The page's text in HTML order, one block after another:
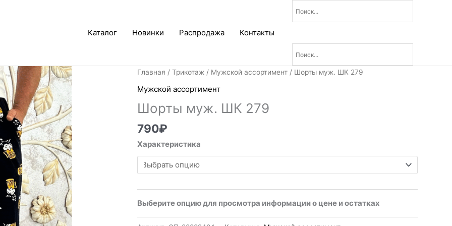
Каталог Новинки Распродажа Контакты
Главная /Трикотаж / Мужской ассортимент / Шорты муж. ШК 279
Мужской ассортимент
Шорты муж. ШК 279
790₽
Характеристика
Выберите опцию для просмотра информации о цене и остатках